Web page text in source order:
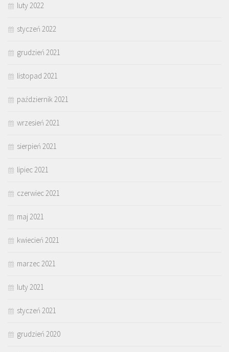
luty 2022
styczeń 2022
grudzień 2021
listopad 2021
październik 2021
wrzesień 2021
sierpień 2021
lipiec 2021
czerwiec 2021
maj 2021
kwiecień 2021
marzec 2021
luty 2021
styczeń 2021
grudzień 2020